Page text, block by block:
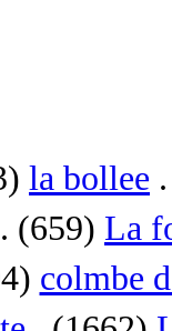
la bollee
. (659) La
colmbe